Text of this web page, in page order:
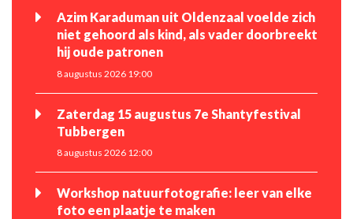
Azim Karaduman uit Oldenzaal voelde zich
niet gehoord als kind, als vader doorbreekt
hij oude patronen
8 augustus 2026 19:00
Zaterdag 15 augustus 7e Shantyfestival
Tubbergen
8 augustus 2026 12:00
Workshop natuurfotografie: leer van elke
foto een plaatje te maken